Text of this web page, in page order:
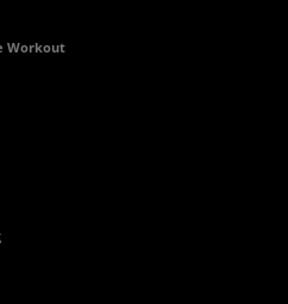
Workout